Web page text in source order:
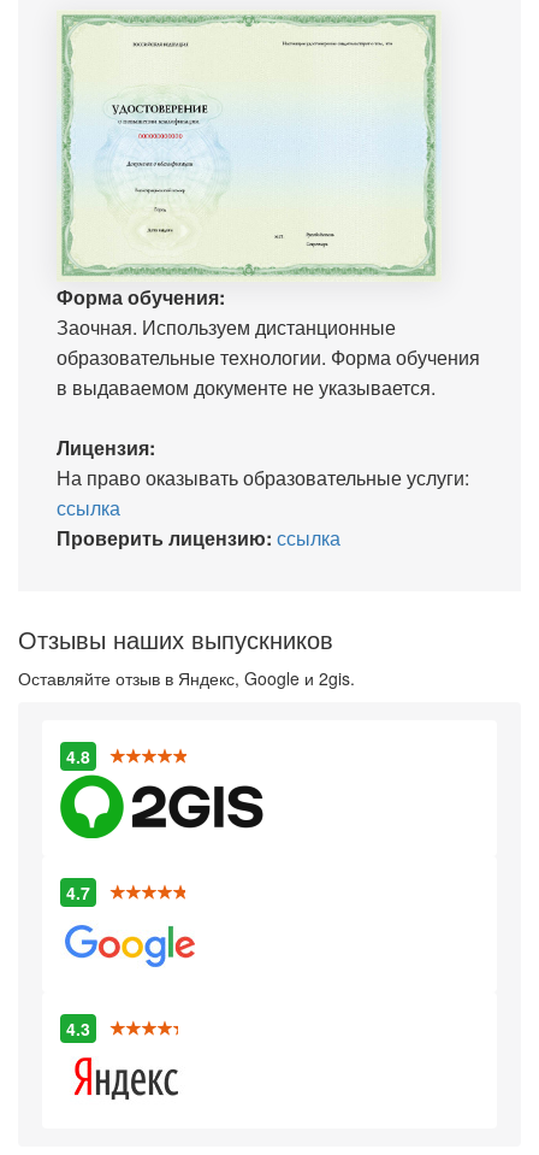
Форма обучения:
Заочная. Используем дистанционные
образовательные технологии. Форма обучения
в выдаваемом документе не указывается.
Лицензия:
На право оказывать образовательные услуги:
ссылка
Проверить лицензию: ссылка
Отзывы наших выпускников
Оставляйте отзыв в Яндекс, Google и 2gis.
4.8
4.7
4.3